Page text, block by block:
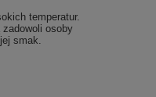
temperatur.
osoby
smak.